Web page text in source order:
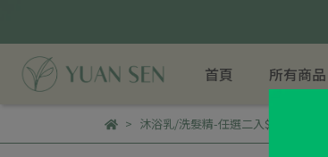
首頁 所有商品
沐浴乳/洗髮精-任選二入$650